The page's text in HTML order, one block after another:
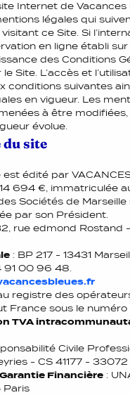
Internet de Vacances
légales qui
ce Site. Si
en ligne établi sur
des Conditions
Site. L’accès et
conditions suivantes
en vigueur. Les
à être
évolue.
site
édité par VACANCES
694 €, immatriculée
Sociétés de Marseille
par son Président.
rue edmond Rostand
: BP 217 - 13431
91 00 96 48.
registre des
France sous le numéro
TVA
Civile
- CS 41177 - 33072
Financière :
Paris